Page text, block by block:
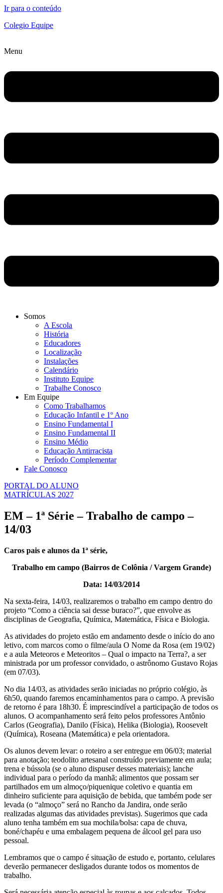
Ir para o conteúdo
Colegio Equipe
Menu
Somos
A Escola
História
Educadores
Localização
Instalações
Calendário
Instituto Equipe
Trabalhe Conosco
Em Equipe
Como Trabalhamos
Educação Infantil e 1º Ano
Ensino Fundamental I
Ensino Fundamental II
Ensino Médio
Educação Antirracista
Período Complementar
Fale Conosco
PORTAL DO ALUNO
MATRÍCULAS 2027
EM – 1ª Série – Trabalho de campo –
14/03
Caros pais e alunos da 1ª série,
Trabalho em campo (Bairros de Colônia / Vargem Grande)
Data: 14/03/2014
Na sexta-feira, 14/03, realizaremos o trabalho em campo dentro do
projeto “Como a ciência sai desse buraco?”, que envolve as
disciplinas de Geografia, Química, Matemática, Física e Biologia.
As atividades do projeto estão em andamento desde o início do ano
letivo, com marcos como o filme/aula O Nome da Rosa (em 19/02)
e a aula Meteoros e Meteoritos – Qual o impacto na Terra?, a ser
ministrada por um professor convidado, o astrônomo Gustavo Rojas
(em 07/03).
No dia 14/03, as atividades serão iniciadas no próprio colégio, às
6h50, quando faremos encaminhamentos para o campo. A previsão
de retorno é para 18h30. É imprescindível a participação de todos os
alunos. O acompanhamento será feito pelos professores Antônio
Carlos (Geografia), Danilo (Física), Helika (Biologia), Roosevelt
(Química), Roseana (Matemática) e pela orientadora.
Os alunos devem levar: o roteiro a ser entregue em 06/03; material
para anotação; teodolito artesanal construído previamente em aula;
trena e bússola (se o aluno dispuser desses materiais); lanche
individual para o período da manhã; alimentos que possam ser
partilhados em um almoço/piquenique coletivo e quantia em
dinheiro suficiente para aquisição de bebida, que também pode ser
levada (o “almoço” será no Rancho da Jandira, onde serão
realizadas algumas das atividades previstas). Sugerimos que cada
aluno tenha também em sua mochila/bolsa: capa de chuva,
boné/chapéu e uma embalagem pequena de álcool gel para uso
pessoal.
Lembramos que o campo é situação de estudo e, portanto, celulares
deverão permanecer desligados durante todos os momentos de
trabalho.